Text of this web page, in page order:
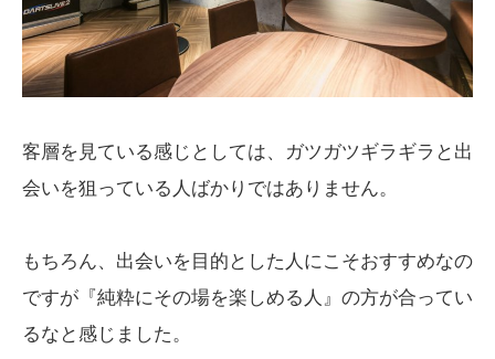
客層を見ている感じとしては、ガツガツギラギラと出
会いを狙っている人ばかりではありません。
もちろん、出会いを目的とした人にこそおすすめなの
ですが『純粋にその場を楽しめる人』の方が合ってい
るなと感じました。